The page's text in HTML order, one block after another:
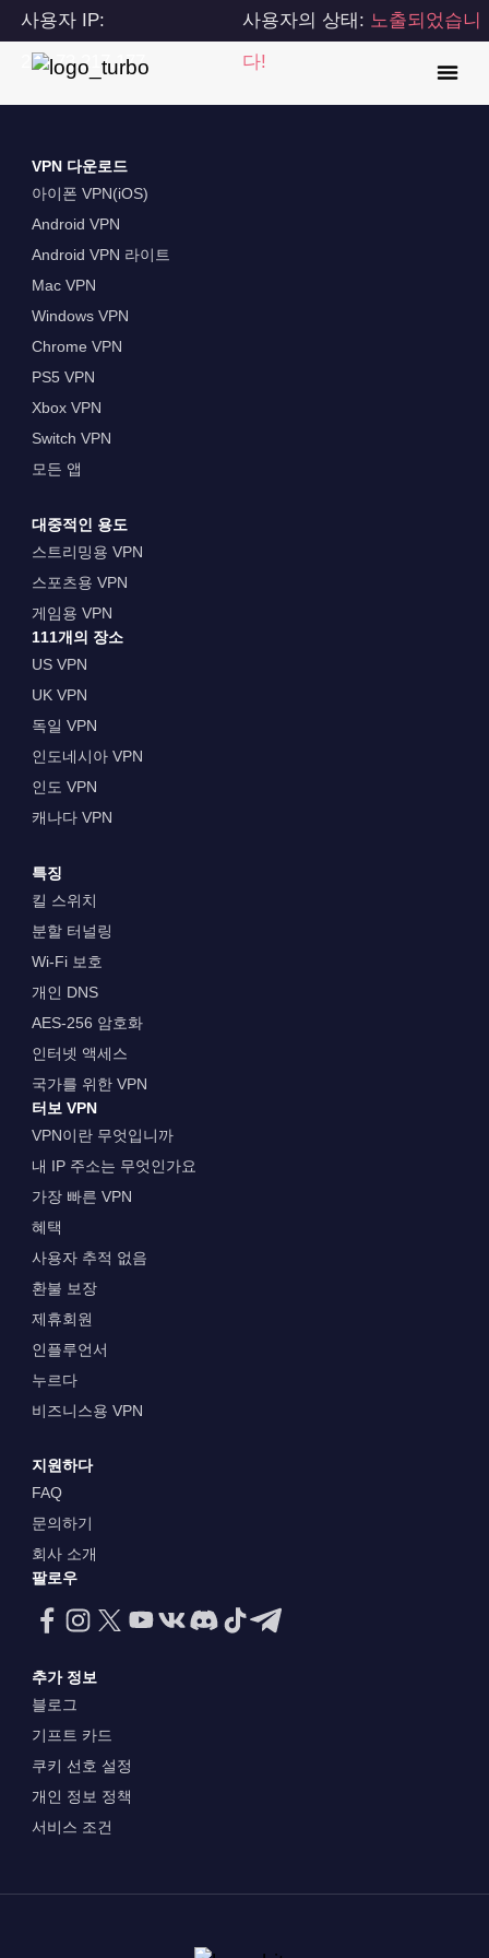
사용자 IP:
216.73.217.177
사용자의 상태: 노출되었습니
다!
VPN 다운로드
아이폰 VPN(iOS)
Android VPN
Android VPN 라이트
Mac VPN
Windows VPN
Chrome VPN
PS5 VPN
Xbox VPN
Switch VPN
모든 앱
대중적인 용도
스트리밍용 VPN
스포츠용 VPN
게임용 VPN
111개의 장소
US VPN
UK VPN
독일 VPN
인도네시아 VPN
인도 VPN
캐나다 VPN
특징
킬 스위치
분할 터널링
Wi-Fi 보호
개인 DNS
AES-256 암호화
인터넷 액세스
국가를 위한 VPN
터보 VPN
VPN이란 무엇입니까
내 IP 주소는 무엇인가요
가장 빠른 VPN
혜택
사용자 추적 없음
환불 보장
제휴회원
인플루언서
누르다
비즈니스용 VPN
지원하다
FAQ
문의하기
회사 소개
팔로우
추가 정보
블로그
기프트 카드
쿠키 선호 설정
개인 정보 정책
서비스 조건